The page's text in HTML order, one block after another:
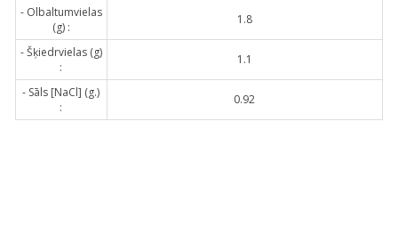
- Olbaltumvielas
(g) :
1.8
- Šķiedrvielas (g)
:
1.1
- Sāls [NaCl] (g.)
:
0.92